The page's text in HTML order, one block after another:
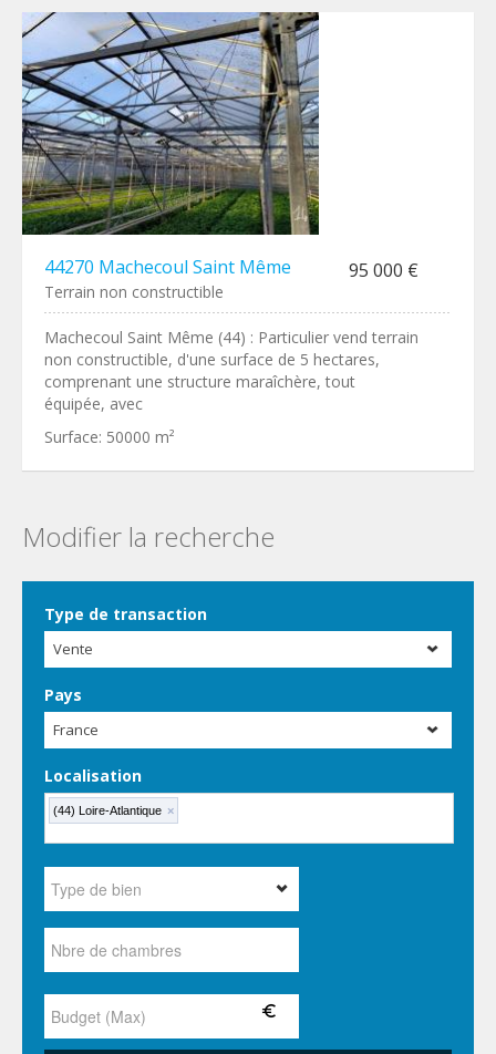
44270 Machecoul Saint Même 95 000 €
Terrain non constructible
Machecoul Saint Même (44) : Particulier vend terrain
non constructible, d'une surface de 5 hectares,
comprenant une structure maraîchère, tout
équipée, avec
Surface: 50000 m²
Modifier la recherche
Type de transaction
Vente
Pays
France
Localisation
(44) Loire-Atlantique ×